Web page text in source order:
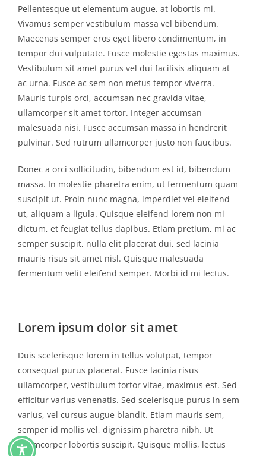
Pellentesque ut elementum augue, at lobortis mi.
Vivamus semper vestibulum massa vel bibendum.
Maecenas semper eros eget libero condimentum, in
tempor dui vulputate. Fusce molestie egestas maximus.
Vestibulum sit amet purus vel dui facilisis aliquam at
ac urna. Fusce ac sem non metus tempor viverra.
Mauris turpis orci, accumsan nec gravida vitae,
ullamcorper sit amet tortor. Integer accumsan
malesuada nisi. Fusce accumsan massa in hendrerit
pulvinar. Sed rutrum ullamcorper justo non faucibus.
Donec a orci sollicitudin, bibendum est id, bibendum
massa. In molestie pharetra enim, ut fermentum quam
suscipit ut. Proin nunc magna, imperdiet vel eleifend
ut, aliquam a ligula. Quisque eleifend lorem non mi
dictum, et feugiat tellus dapibus. Etiam pretium, mi ac
semper suscipit, nulla elit placerat dui, sed lacinia
mauris risus sit amet nisl. Quisque malesuada
fermentum velit eleifend semper. Morbi id mi lectus.
Lorem ipsum dolor sit amet
Duis scelerisque lorem in tellus volutpat, tempor
consequat purus placerat. Fusce lacinia risus
ullamcorper, vestibulum tortor vitae, maximus est. Sed
efficitur varius venenatis. Sed scelerisque purus in sem
varius, vel cursus augue blandit. Etiam mauris sem,
semper id mollis vel, dignissim pharetra nibh. Ut
ullamcorper lobortis suscipit. Quisque mollis, lectus